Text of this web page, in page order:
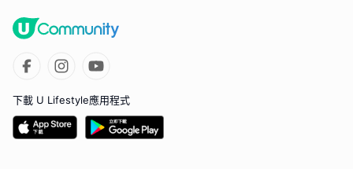
下載 U Lifestyle應用程式